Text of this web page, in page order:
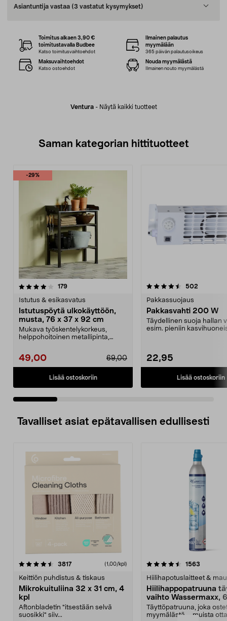
Asiantuntija vastaa (3 vastatut kysymykset)
Ventura- Näytä kaikki tuotteet
Toimitus alkaen 3,90 €
toimitustavalla Budbee
Katso toimitusvaihtoehdot
Ilmainen palautus
myymälään
365 päivän palautusoikeus
Maksuvaihtoehdot
Katso ostoehdot
Nouda myymälästä
Ilmainen nouto myymälästä
Saman kategorian hittituotteet
-29%
179arvostelut
Istutus & esikasvatus
Istutuspöytä ulkokäyttöön,
musta, 76 x 37 x 92 cm
Mukava työskentelykorkeus,
helppohoitoinen metallipinta,
49,00 69,00
Lisää ostoskoriin
4.5 viidestä
502
Pakkassuojaus
Pakkasvahti 200 W
Täydellinen suoja hallan
esim. pieniin
22,95
Lisää ostoskoriin
5.0 viidestä
Tavalliset asiat epätavallisen edullisesti
3817arvostelut (1,00/kpl)
Keittiön puhdistus & tiskaus
Mikrokuituliina 32 x 31 cm, 4
kpl
Aftonbladetin "itsestään selvä
suosikki" siiv...
4.5viidestä
1563
Hiilihapotuslaitteet &
Hiilihappopatruuna
vaihto Wassermaxx,
Täyttöpatruuna, joka
myymälästä – muista
4.5viidestä